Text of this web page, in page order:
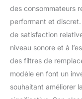
des consommateurs
performant et
de satisfaction
niveau sonore et à
des filtres de
modèle en font un
souhaitant améliorer